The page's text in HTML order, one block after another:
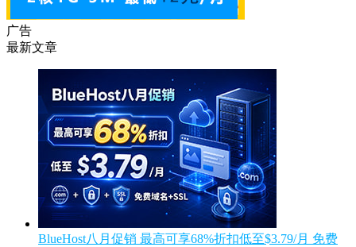
广告
最新文章
BlueHost八月促销 最高可享68%折扣低至$3.79/月 免费